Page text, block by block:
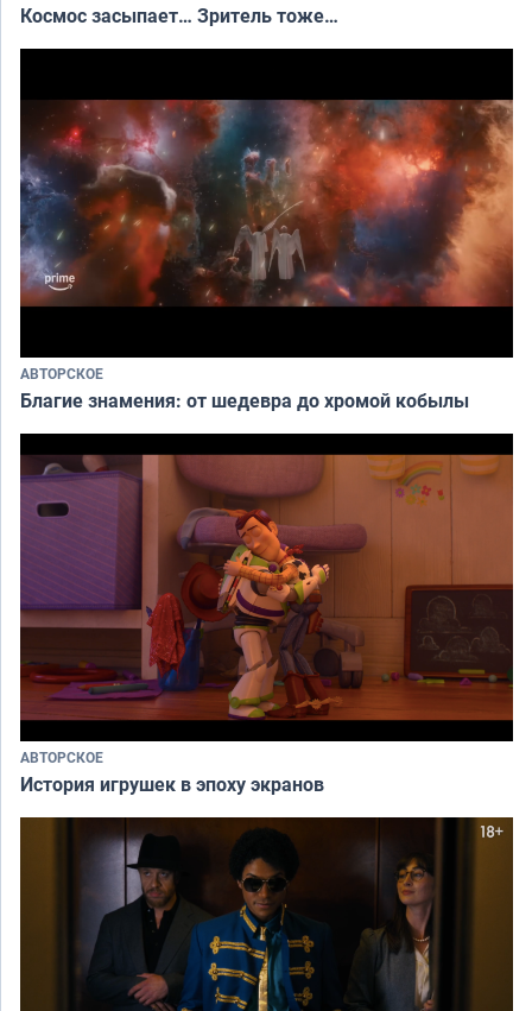
Космос засыпает… Зритель тоже…
АВТОРСКОЕ
Благие знамения: от шедевра до хромой кобылы
АВТОРСКОЕ
История игрушек в эпоху экранов